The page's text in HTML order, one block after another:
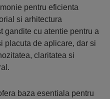
pentru eficienta
si arhitectura
gandite cu atentie pentru a
placuta de aplicare, dar si
claritatea si
baza esentiala pentru